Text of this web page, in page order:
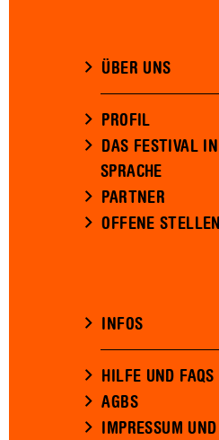
ÜBER UNS
PROFIL
DAS FESTIVAL
SPRACHE
PARTNER
OFFENE STELLEN
INFOS
HILFE UND FAQS
AGBS
IMPRESSUM